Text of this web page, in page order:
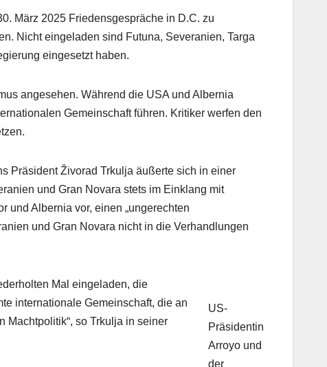
März 2025 Friedensgespräche in D.C. zu
Nicht eingeladen sind Futuna, Severanien, Targa
eingesetzt haben.
angesehen. Während die USA und Albernia
Gemeinschaft führen. Kritiker werfen den
Präsident Živorad Trkulja äußerte sich in einer
und Gran Novara stets im Einklang mit
und Albernia vor, einen „ungerechten
und Gran Novara nicht in die Verhandlungen
US-
Präsidentin
Arroyo und
der
Mal eingeladen, die
internationale Gemeinschaft, die an
Machtpolitik“, so Trkulja in seiner